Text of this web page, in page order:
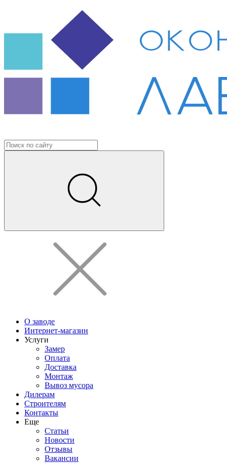
О заводе
Интернет-магазин
Услуги
Замер
Оплата
Доставка
Монтаж
Вывоз мусора
Дилерам
Строителям
Контакты
Еще
Статьи
Новости
Отзывы
Вакансии